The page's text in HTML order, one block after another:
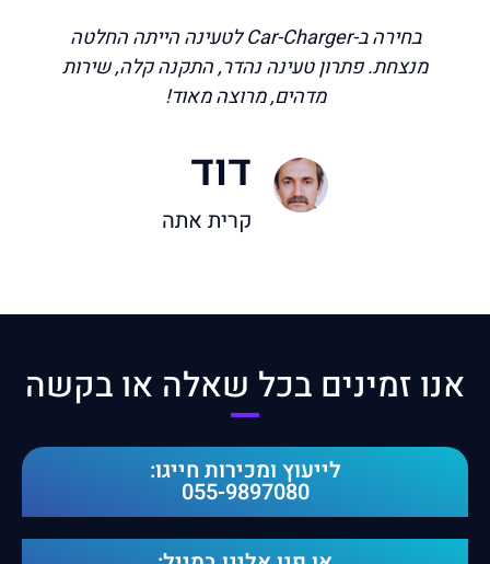
בחירה ב-Car-Charger לטעינה הייתה החלטה
מנצחת. פתרון טעינה נהדר, התקנה קלה, שירות
מדהים, מרוצה מאוד!
דוד
קרית אתה
אנו זמינים בכל שאלה או בקשה​
לייעוץ ומכירות חייגו:
055-9897080